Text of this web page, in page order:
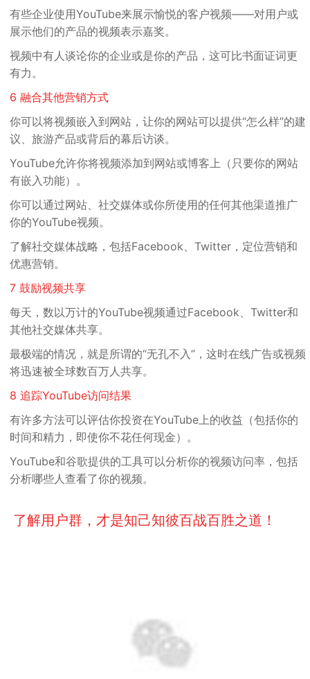
有些企业使用YouTube来展示愉悦的客户视频——对用户或
展示他们的产品的视频表示嘉奖。
视频中有人谈论你的企业或是你的产品，这可比书面证词更
有力。
6 融合其他营销方式
你可以将视频嵌入到网站，让你的网站可以提供“怎么样”的建
议、旅游产品或背后的幕后访谈。
YouTube允许你将视频添加到网站或博客上（只要你的网站
有嵌入功能）。
你可以通过网站、社交媒体或你所使用的任何其他渠道推广
你的YouTube视频。
了解社交媒体战略 ，包括Facebook、Twitter，定位营销和
优惠营销。
7 鼓励视频共享
每天，数以万计的YouTube视频通过Facebook、Twitter和
其他社交媒体共享。
最极端的情况，就是所谓的“无孔不入”，这时在线广告或视频
将迅速被全球数百万人共享。
8 追踪YouTube访问结果
有许多方法可以评估你投资在YouTube上的收益（包括你的
时间和精力，即使你不花任何现金）。
YouTube和谷歌提供的工具可以分析你的视频访问率，包括
分析哪些人查看了你的视频。
了解用户群，才是知己知彼百战百胜之道！